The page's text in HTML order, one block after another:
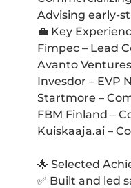
Advising early-
💼 Key
Fimpec – Lead
Avanto
Invesdor – EVP
Startmore –
FBM Finland –
Kuiskaaja.ai –
🌟 Selected
✅ Built and led